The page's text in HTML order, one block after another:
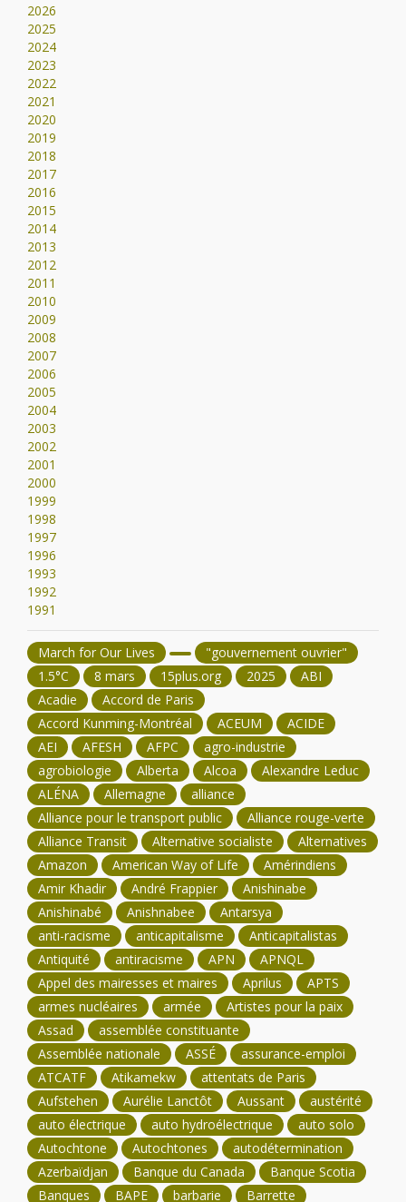
2026
2025
2024
2023
2022
2021
2020
2019
2018
2017
2016
2015
2014
2013
2012
2011
2010
2009
2008
2007
2006
2005
2004
2003
2002
2001
2000
1999
1998
1997
1996
1993
1992
1991
March for Our Lives
"gouvernement ouvrier"
1.5°C
8 mars 15plus.org 2025
ABI
Acadie
Accord de Paris
Accord Kunming-Montréal
ACEUM
ACIDE
AEI
AFESH AFPC
agro-industrie
agrobiologie
Alberta Alcoa
Alexandre Leduc
ALÉNA
Allemagne
alliance
Alliance pour le transport public
Alliance rouge-verte
Alliance Transit
Alternative socialiste
Alternatives
Amazon
American Way of Life
Amérindiens
Amir Khadir
André Frappier
Anishinabe
Anishinabé
Anishnabee
Antarsya
anti-racisme
anticapitalisme
Anticapitalistas
Antiquité
antiracisme APN
APNQL
Appel des mairesses et maires
Aprilus
APTS
armes nucléaires
armée
Artistes pour la paix
Assad
assemblée constituante
Assemblée nationale
ASSÉ
assurance-emploi
ATCATF
Atikamekw
attentats de Paris
Aufstehen
Aurélie Lanctôt Aussant
austérité
auto électrique
auto hydroélectrique
auto solo
Autochtone
Autochtones
autodétermination
Azerbaïdjan
Banque du Canada
Banque Scotia
Banques
BAPE barbarie Barrette